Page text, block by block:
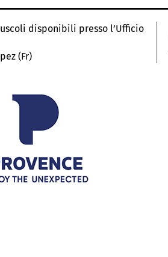
disponibili presso l’Ufficio
(Fr)